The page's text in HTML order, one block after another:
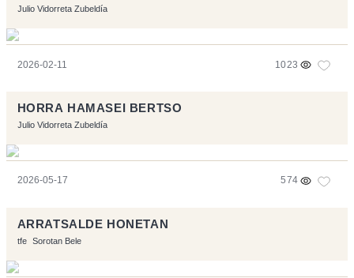
Julio Vidorreta Zubeldía
2026-02-11 1023
HORRA HAMASEI BERTSO
Julio Vidorreta Zubeldía
2026-05-17 574
ARRATSALDE HONETAN
tfe Sorotan Bele